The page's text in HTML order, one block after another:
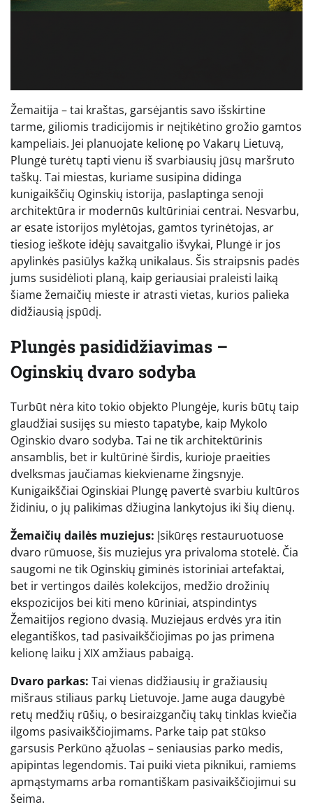
Žemaitija – tai kraštas, garsėjantis savo išskirtine
tarme, giliomis tradicijomis ir neįtikėtino grožio gamtos
kampeliais. Jei planuojate kelionę po Vakarų Lietuvą,
Plungė turėtų tapti vienu iš svarbiausių jūsų maršruto
taškų. Tai miestas, kuriame susipina didinga
kunigaikščių Oginskių istorija, paslaptinga senoji
architektūra ir modernūs kultūriniai centrai. Nesvarbu,
ar esate istorijos mylėtojas, gamtos tyrinėtojas, ar
tiesiog ieškote idėjų savaitgalio išvykai, Plungė ir jos
apylinkės pasiūlys kažką unikalaus. Šis straipsnis padės
jums susidėlioti planą, kaip geriausiai praleisti laiką
šiame žemaičių mieste ir atrasti vietas, kurios palieka
didžiausią įspūdį.
Plungės pasididžiavimas –
Oginskių dvaro sodyba
Turbūt nėra kito tokio objekto Plungėje, kuris būtų taip
glaudžiai susijęs su miesto tapatybe, kaip Mykolo
Oginskio dvaro sodyba. Tai ne tik architektūrinis
ansamblis, bet ir kultūrinė širdis, kurioje praeities
dvelksmas jaučiamas kiekviename žingsnyje.
Kunigaikščiai Oginskiai Plungę pavertė svarbiu kultūros
židiniu, o jų palikimas džiugina lankytojus iki šių dienų.
Žemaičių dailės muziejus: Įsikūręs restauruotuose
dvaro rūmuose, šis muziejus yra privaloma stotelė. Čia
saugomi ne tik Oginskių giminės istoriniai artefaktai,
bet ir vertingos dailės kolekcijos, medžio drožinių
ekspozicijos bei kiti meno kūriniai, atspindintys
Žemaitijos regiono dvasią. Muziejaus erdvės yra itin
elegantiškos, tad pasivaikščiojimas po jas primena
kelionę laiku į XIX amžiaus pabaigą.
Dvaro parkas: Tai vienas didžiausių ir gražiausių
mišraus stiliaus parkų Lietuvoje. Jame auga daugybė
retų medžių rūšių, o besiraizgančių takų tinklas kviečia
ilgoms pasivaikščiojimams. Parke taip pat stūkso
garsusis Perkūno ąžuolas – seniausias parko medis,
apipintas legendomis. Tai puiki vieta piknikui, ramiems
apmąstymams arba romantiškam pasivaikščiojimui su
šeima.